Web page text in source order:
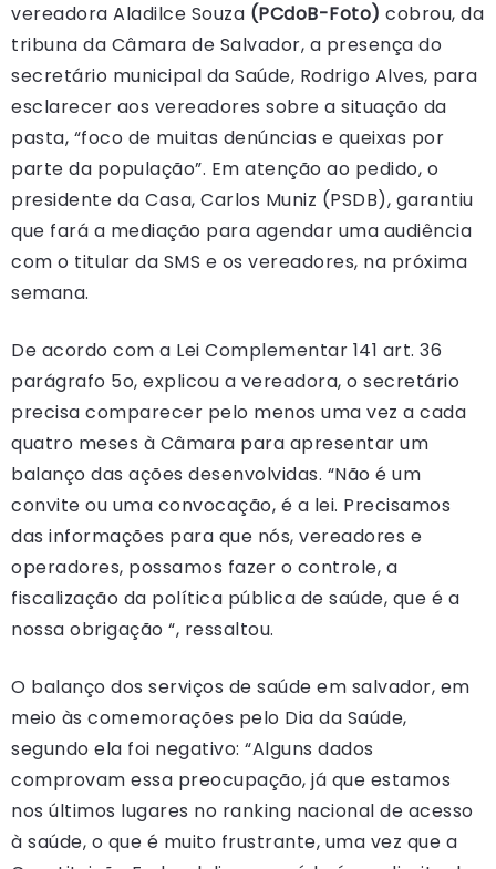
vereadora Aladilce Souza (PCdoB-Foto) cobrou, da
tribuna da Câmara de Salvador, a presença do
secretário municipal da Saúde, Rodrigo Alves, para
esclarecer aos vereadores sobre a situação da
pasta, “foco de muitas denúncias e queixas por
parte da população”. Em atenção ao pedido, o
presidente da Casa, Carlos Muniz (PSDB), garantiu
que fará a mediação para agendar uma audiência
com o titular da SMS e os vereadores, na próxima
semana.
De acordo com a Lei Complementar 141 art. 36
parágrafo 5o, explicou a vereadora, o secretário
precisa comparecer pelo menos uma vez a cada
quatro meses à Câmara para apresentar um
balanço das ações desenvolvidas. “Não é um
convite ou uma convocação, é a lei. Precisamos
das informações para que nós, vereadores e
operadores, possamos fazer o controle, a
fiscalização da política pública de saúde, que é a
nossa obrigação “, ressaltou.
O balanço dos serviços de saúde em salvador, em
meio às comemorações pelo Dia da Saúde,
segundo ela foi negativo: “Alguns dados
comprovam essa preocupação, já que estamos
nos últimos lugares no ranking nacional de acesso
à saúde, o que é muito frustrante, uma vez que a